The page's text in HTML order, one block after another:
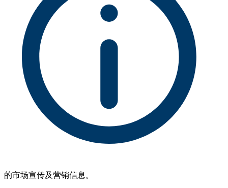
的市场宣传及营销信息。